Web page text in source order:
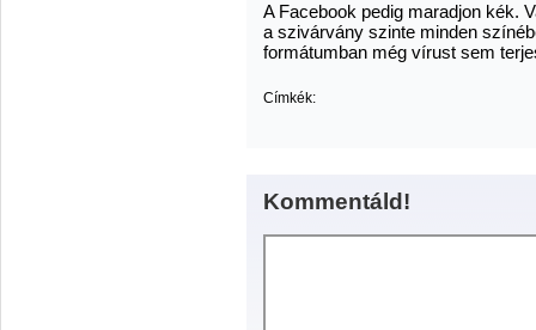
A Facebook pedig maradjon kék.
a szivárvány szinte minden
formátumban még vírust sem
Címkék:
Kommentáld!